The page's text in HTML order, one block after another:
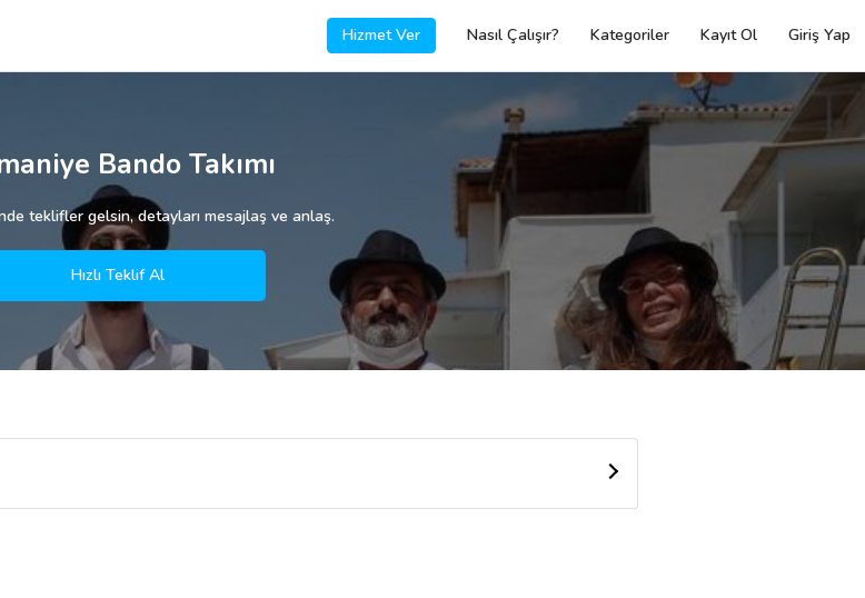
Hizmet Ver Nasıl Çalışır? Kategoriler Kayıt Ol Giriş Yap
Bando Takımı
teklifler gelsin, detayları mesajlaş ve anlaş.
Hızlı Teklif Al